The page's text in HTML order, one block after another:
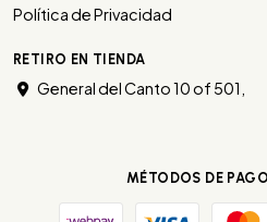
Política de Privacidad
RETIRO EN TIENDA
General del Canto 10 of 501,
MÉTODOS DE